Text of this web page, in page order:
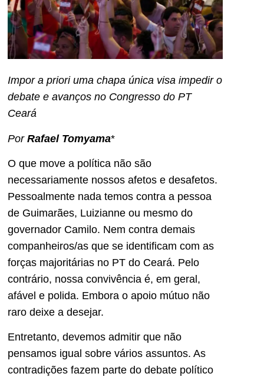
Impor a priori uma chapa única visa impedir o
debate e avanços no Congresso do PT
Ceará
Por Rafael Tomyama*
O que move a política não são
necessariamente nossos afetos e desafetos.
Pessoalmente nada temos contra a pessoa
de Guimarães, Luizianne ou mesmo do
governador Camilo. Nem contra demais
companheiros/as que se identificam com as
forças majoritárias no PT do Ceará. Pelo
contrário, nossa convivência é, em geral,
afável e polida. Embora o apoio mútuo não
raro deixe a desejar.
Entretanto, devemos admitir que não
pensamos igual sobre vários assuntos. As
contradições fazem parte do debate político